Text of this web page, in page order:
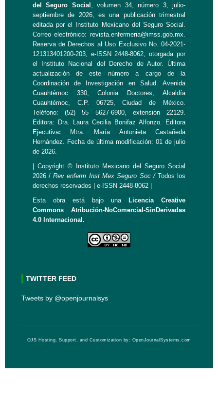
del Seguro Social , volumen 34, número 3, julio-
septiembre de 2026, es una publicación trimestral
editada por el Instituto Mexicano del Seguro Social.
Correo electrónico:revista.enfermeria@imss.gob.mx.
Reserva de Derechos al Uso Exclusivo No. 04-2021-
121313401200-203, e-ISSN 2448-8062, otorgada por
el Instituto Nacional del Derecho de Autor. Última
actualización de este número a cargo de la
Coordinación de Investigación en Salud. Avenida
Cuauhtémoc 330, Colonia Doctores, Alcaldía
Cuauhtémoc, C.P. 06725, Ciudad de México.
Teléfono: (52) 55 5627-6900, extensión 22129.
Editora: Dra. Laura Cecilia Bonifaz Alfonzo. Editora
Ejecutiva: Mtra. María Antonieta Castañeda
Hernández. Fecha de última modificación: 01 de julio
de 2026.
| Copyright © Instituto Mexicano del Seguro Social
2026 /Rev enferm Inst Mex Seguro Soc /Todos los
derechos reservados | e-ISSN 2448-8062 |
Esta obra está bajo una
Licencia Creative
Commons Atribución-NoComercial-SinDerivadas
4.0 Internacional.
TWITTER FEED
Tweets by @openjournalsys
OJS Hosting, Support, and Customization by: OpenJournalSystems.com